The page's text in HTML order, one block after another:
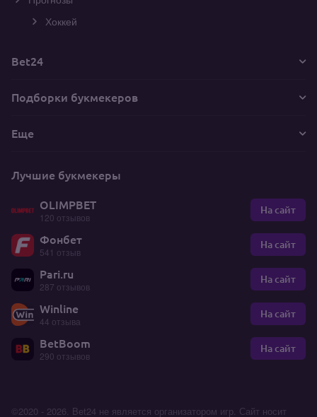
Хоккей
Bet24
Подборки букмекеров
Еще
Лучшие букмекеры
OLIMPBET
120 отзывов
На сайт
Фонбет
541 отзыв
На сайт
Pari.ru
287 отзывов
На сайт
Winline
44 отзыва
На сайт
BetBoom
290 отзывов
На сайт
©2020 - 2026. Bet24 не является организатором игр. Сайт носит